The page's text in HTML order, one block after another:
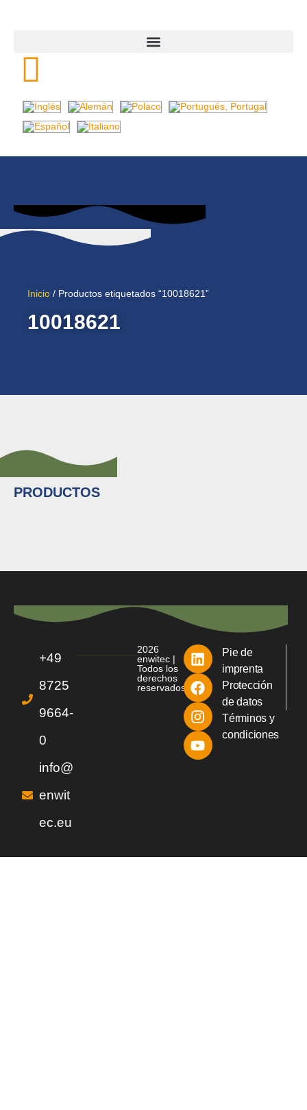
Inicio / Productos etiquetados “10018621”
10018621
PRODUCTOS
+49
8725
9664-
0
info@
enwit
ec.eu
2026
enwitec |
Todos los
derechos
reservados
Pie de
imprenta
Protección
de datos
Términos y
condiciones